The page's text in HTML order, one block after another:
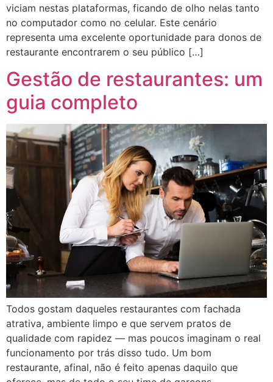
viciam nestas plataformas, ficando de olho nelas tanto
no computador como no celular. Este cenário
representa uma excelente oportunidade para donos de
restaurante encontrarem o seu público […]
Gestão de restaurantes: um
guia completo
Todos gostam daqueles restaurantes com fachada
atrativa, ambiente limpo e que servem pratos de
qualidade com rapidez — mas poucos imaginam o real
funcionamento por trás disso tudo. Um bom
restaurante, afinal, não é feito apenas daquilo que